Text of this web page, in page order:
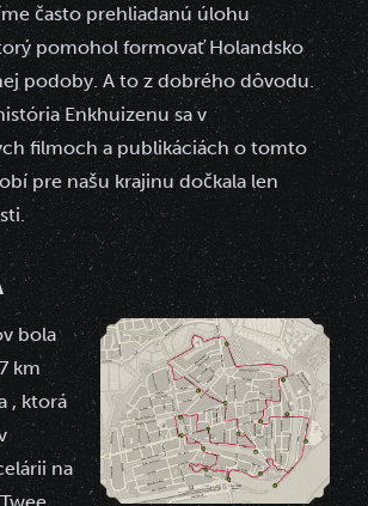
často prehliadanú úlohu
pomohol formovať Holandsko
podoby. A to z dobrého dôvodu.
Enkhuizenu sa v
filmoch a publikáciách o tomto
pre našu krajinu dočkala len
bola
km
, ktorá
na